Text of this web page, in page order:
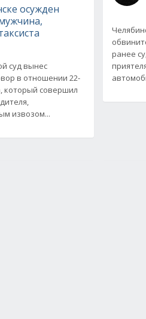
осужден
суд вынес
в отношении 22-
который совершил
извозом...
ранее